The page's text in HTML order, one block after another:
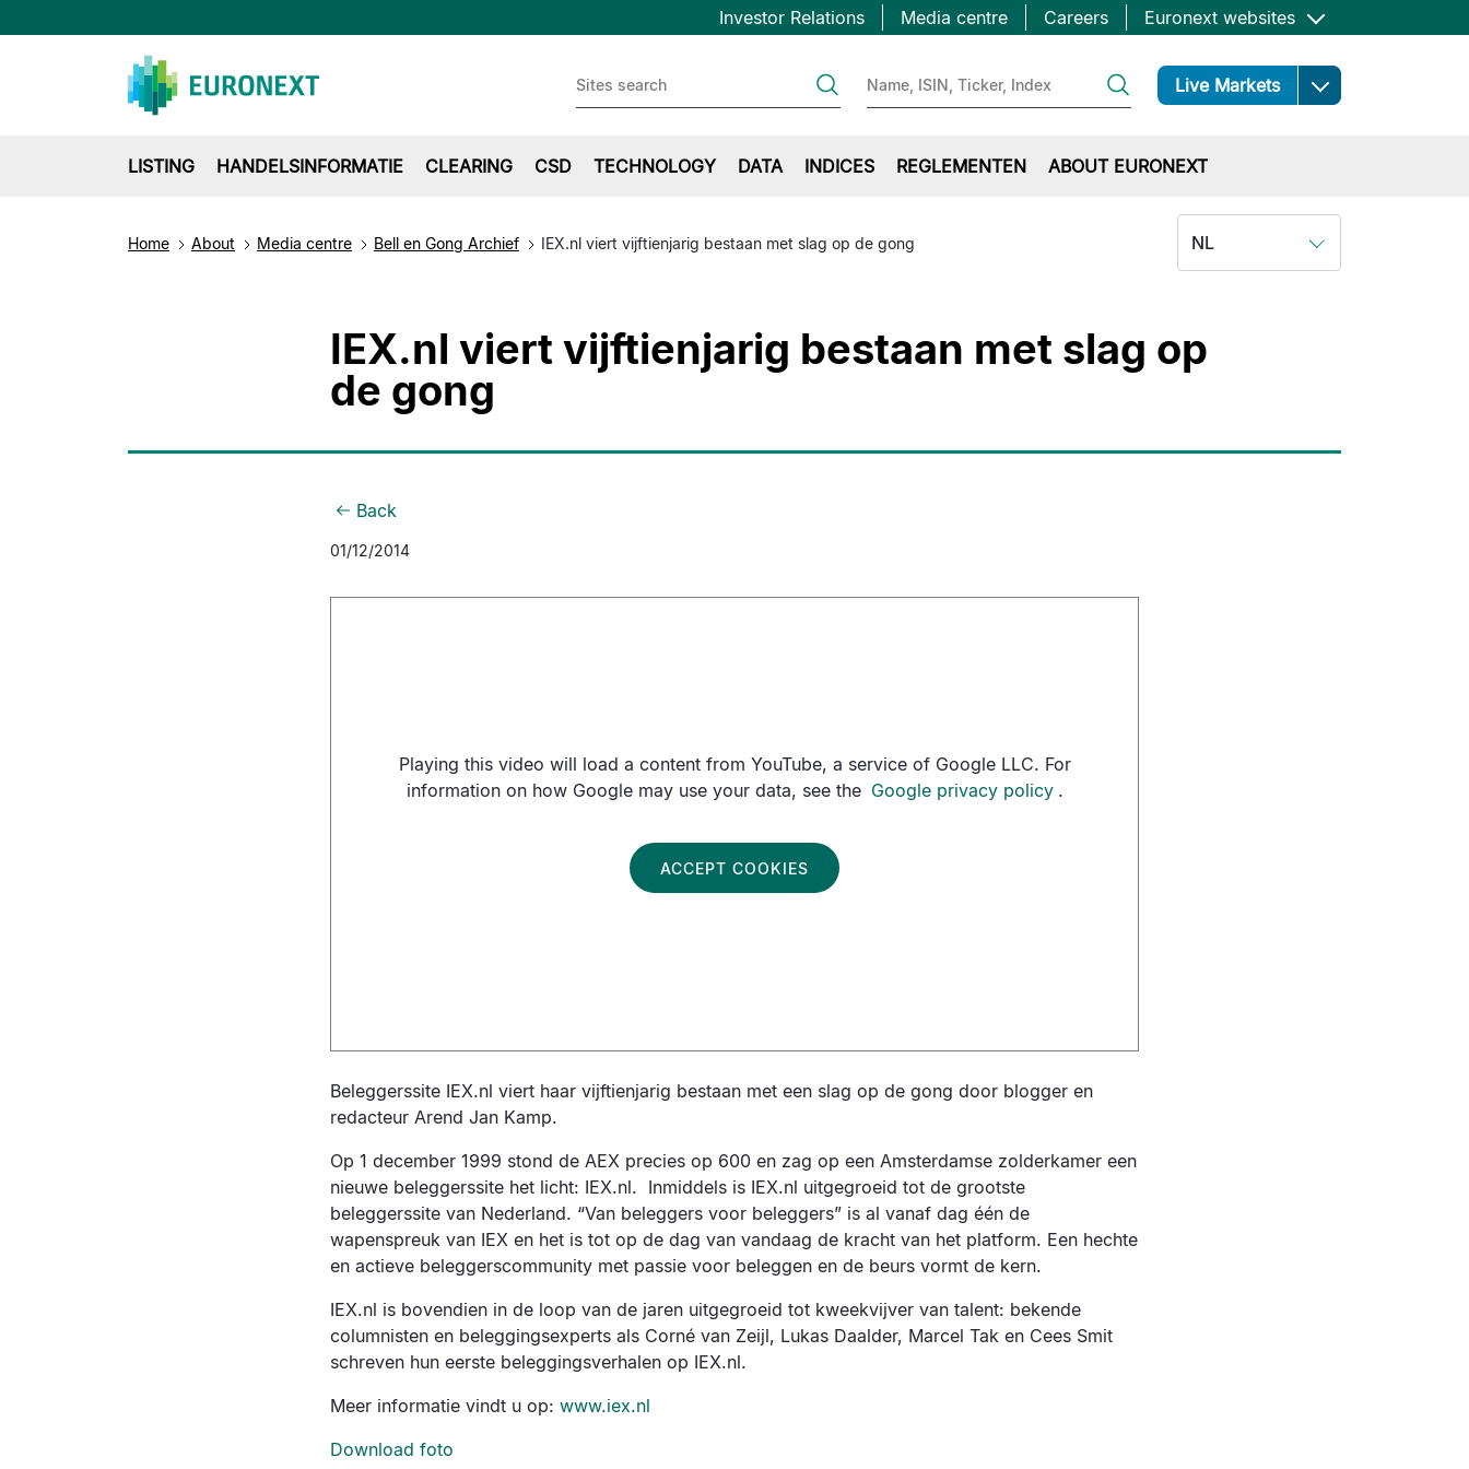
Overslaan
en
Topbar
Investor Relations Media centre Careers Euronext websites
Live Markets Open
LISTING HANDELSINFORMATIE CLEARING CSD TECHNOLOGY DATA INDICES REGLEMENTEN ABOUT EURONEXT
Home About Media centre Bell en Gong Archief IEX.nl viert vijftienjarig bestaan met slag op de gong NL
IEX.nl viert vijftienjarig bestaan met slag op
de gong
Back
01/12/2014
Playing this video will load a content from YouTube, a service of Google LLC. For
information on how Google may use your data, see the Google privacy policy .
ACCEPT COOKIES
Beleggerssite IEX.nl viert haar vijftienjarig bestaan met een slag op de gong door blogger en
redacteur Arend Jan Kamp.
Op 1 december 1999 stond de AEX precies op 600 en zag op een Amsterdamse zolderkamer een
nieuwe beleggerssite het licht: IEX.nl. Inmiddels is IEX.nl uitgegroeid tot de grootste
beleggerssite van Nederland. “Van beleggers voor beleggers” is al vanaf dag één de
wapenspreuk van IEX en het is tot op de dag van vandaag de kracht van het platform. Een hechte
en actieve beleggerscommunity met passie voor beleggen en de beurs vormt de kern.
IEX.nl is bovendien in de loop van de jaren uitgegroeid tot kweekvijver van talent: bekende
columnisten en beleggingsexperts als Corné van Zeijl, Lukas Daalder, Marcel Tak en Cees Smit
schreven hun eerste beleggingsverhalen op IEX.nl.
Meer informatie vindt u op: www.iex.nl
Download foto